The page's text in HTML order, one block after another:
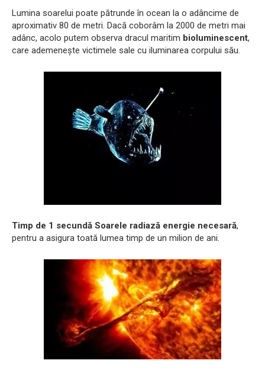
Lumina soarelui poate pătrunde în ocean la o adâncime de
aproximativ 80 de metri. Dacă coborâm la 2000 de metri mai
adânc, acolo putem observa dracul maritim bioluminescent,
care ademenește victimele sale cu iluminarea corpului său.
Timp de 1 secundă Soarele radiază energie necesară,
pentru a asigura toată lumea timp de un milion de ani.